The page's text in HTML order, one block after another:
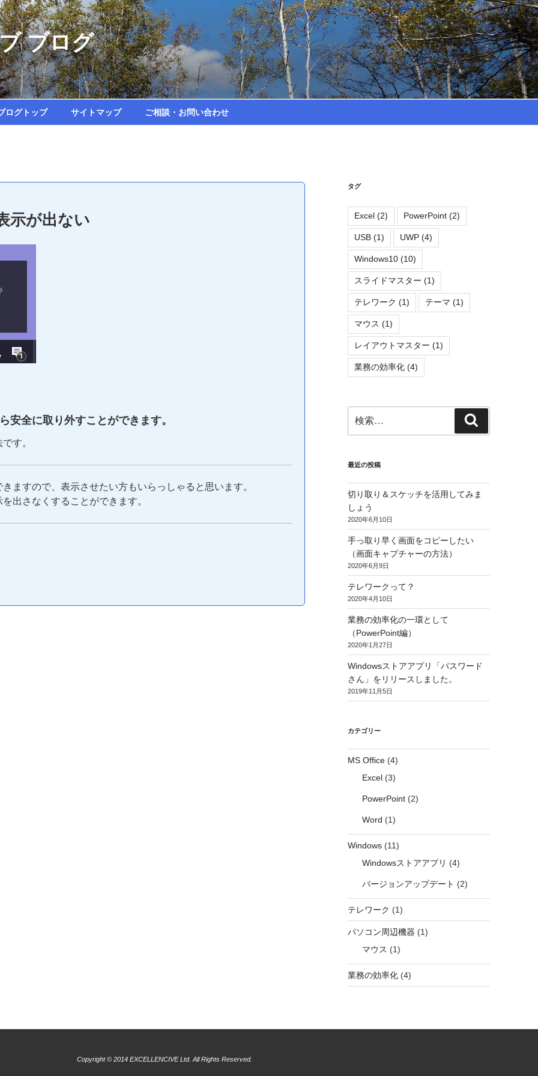
ブログ
ログトップ サイトマップ ご相談・お問い合わせ
示が出ない
安全に取り外すことができます。
す。
ますので、表示させたい方もいらっしゃると思います。
出さなくすることができます。
タグ
Excel (2) PowerPoint (2)
USB (1) UWP (4)
Windows10 (10)
スライドマスター (1)
テレワーク (1) テーマ (1)
マウス (1)
レイアウトマスター (1)
業務の効率化 (4)
索:
索
最近の投稿
切り取り＆スケッチを活用してみま
しょう
2020年6月10日
手っ取り早く画面をコピーしたい
（画面キャプチャーの方法）
2020年6月9日
テレワークって？
2020年4月10日
業務の効率化の一環として
（PowerPoint編）
2020年1月27日
Windowsストアアプリ「パスワード
さん」をリリースしました。
2019年11月5日
カテゴリー
MS Office (4)
Excel (3)
PowerPoint (2)
Word (1)
Windows (11)
Windowsストアアプリ (4)
バージョンアップデート (2)
テレワーク (1)
パソコン周辺機器 (1)
マウス (1)
業務の効率化 (4)
Copyright © 2014 EXCELLENCIVE Ltd. All Rights Reserved.